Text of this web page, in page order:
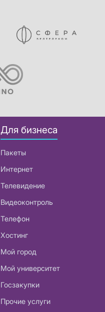
Для бизнеса
Пакеты
Интернет
Телевидение
Видеоконтроль
Телефон
Хостинг
Мой город
Мой университет
Госзакупки
Прочие услуги